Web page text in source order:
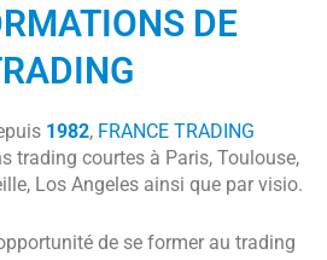
DE
1982, FRANCE TRADING
trading courtes à Paris, Toulouse,
Los Angeles ainsi que par visio.
de se former au trading